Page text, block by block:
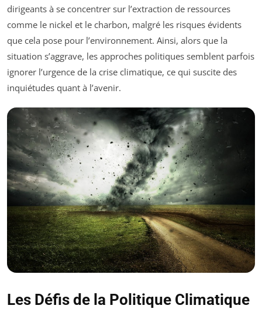
dirigeants à se concentrer sur l’extraction de ressources
comme le nickel et le charbon, malgré les risques évidents
que cela pose pour l’environnement. Ainsi, alors que la
situation s’aggrave, les approches politiques semblent parfois
ignorer l’urgence de la crise climatique, ce qui suscite des
inquiétudes quant à l’avenir.
Les Défis de la Politique Climatique